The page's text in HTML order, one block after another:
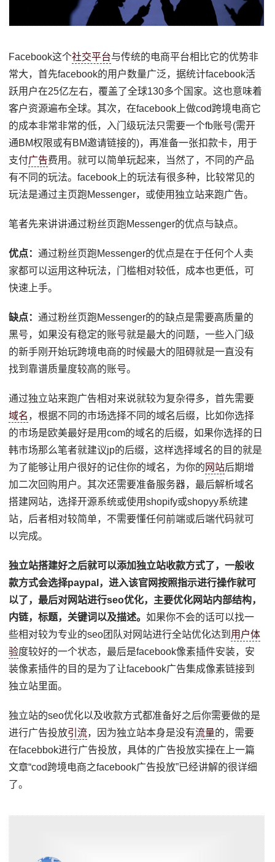
Facebook这个社交平台与传统的电商平台相比它的优势非
常大，首先facebook的用户数量广泛，据统计facebook活
跃用户在25亿左右，覆盖了全球130多个国家。这也意味着
客户资源遍布全球。其次，在facebook上做cod跨境电商它
的成本非常非常的低，入门级玩法只需要一个fb账号(需开
通BM权限或有BM邀请链接的)，再准备一张扣款卡，用于
支付广告费用。就可以简单玩起来，当然了，不同的产品
有不同的玩法。facebook上的玩法有很多种，比较常见的
玩法是通过主页跑Messenger，或使用独立站来跑广告。
笔者先来讲讲通过粉丝页跑Messenger的优点与缺点。
优点：通过粉丝页跑Messenger的优点是在于任何个人卖
家都可以运用这种玩法，门槛相对较低，成本也更低，可
快速上手。
缺点：通过粉丝页跑Messenger的的缺点是需要高质量的
黑号，如果没有稳定的账号就是最大的问题，一些入门级
的新手刚开始玩跨境电商的时候最大的阻碍就是一直没有
找到靠谱质量度较高的账号。
通过独立站来跑广告相对来说就较为复杂得多，首先需要
域名 ，根据不同的市场选择不同的域名后缀，比如你选择
的市场是欧美最好是用com的域名的后缀，如果你选择的日
韩市场那么笔者就建议jp的后缀，这样选择域名的目的就是
为了能够让用户很好的记住你的域名，为你的 网站后期增
加二次回购用户。其次还需要准备服务器，最后解析域名
搭建网站，选择开源系统或使用shopify或shopyy系统建
站，后者相对较简单，不需要懂任何前端或后端代码就可
以完成。
独立站搭建好之后就可以添加独立站收款方式了，一般收
款方式会选择paypal，进入该官网按照指示进行操作就可
以了，最后对网站进行seo优化，主要优化网站内部结构，
内链，标题，关键词以及描述。如果你不会的话可以找一
些相对较为专业的seo团队对网站进行全站优化达到 用户体
验度较好的一个状态，最后是facebook像素插件安装，安
装像素插件的目的是为了让facebook广告集成像素链接到
独立站里面。
独立站的seo优化以及收款方式都准备好之后你需要做的是
进行广告投放引流，因为独立站本身是没有流量的，需要
在facebbok进行广告投放，具体的广告投放实操在上一篇
文章“cod跨境电商之facebook广告投放”已经讲解的很详细
了。